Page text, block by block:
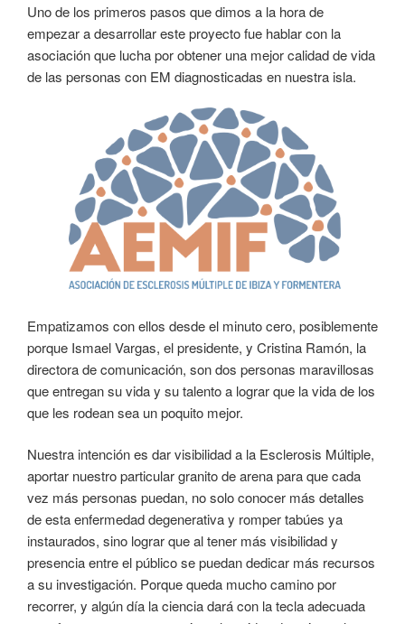
Uno de los primeros pasos que dimos a la hora de
empezar a desarrollar este proyecto fue hablar con la
asociación que lucha por obtener una mejor calidad de vida
de las personas con EM diagnosticadas en nuestra isla.
Empatizamos con ellos desde el minuto cero, posiblemente
porque Ismael Vargas, el presidente, y Cristina Ramón, la
directora de comunicación, son dos personas maravillosas
que entregan su vida y su talento a lograr que la vida de los
que les rodean sea un poquito mejor.
Nuestra intención es dar visibilidad a la Esclerosis Múltiple,
aportar nuestro particular granito de arena para que cada
vez más personas puedan, no solo conocer más detalles
de esta enfermedad degenerativa y romper tabúes ya
instaurados, sino lograr que al tener más visibilidad y
presencia entre el público se puedan dedicar más recursos
a su investigación. Porque queda mucho camino por
recorrer, y algún día la ciencia dará con la tecla adecuada